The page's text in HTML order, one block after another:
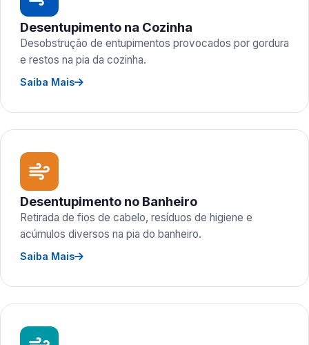
Desentupimento na Cozinha
Desobstrução de entupimentos provocados por gordura
e restos na pia da cozinha.
Saiba Mais
Desentupimento no Banheiro
Retirada de fios de cabelo, resíduos de higiene e
acúmulos diversos na pia do banheiro.
Saiba Mais